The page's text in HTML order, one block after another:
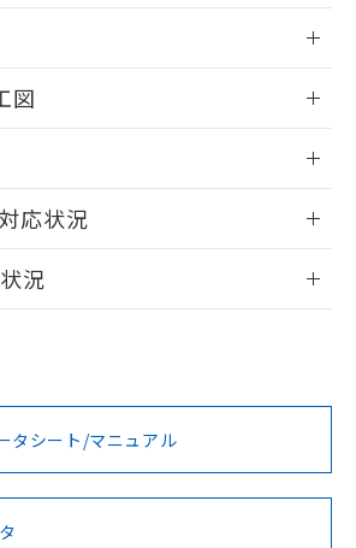
図
きます。
ログイン/会員登録
ご利用いただく前に、以下を必ずお読
件
応状況
項・凡例
項・凡例
況
DNV型式承認
（ノルウェー
BV型式承認
（フランス
KR型式
（韓国
タシート/マニュアル
ービスに関するお客様との取
利用に関して"
範囲」に記載されている法人を
令（10物質）の非含有証明書
有証明書（当社基準）
発行日時点で非含有を証明す
は、対応完了までの期間は出
応品が混在することから備考
記載しておりました。
て対応品への在庫切替を完了